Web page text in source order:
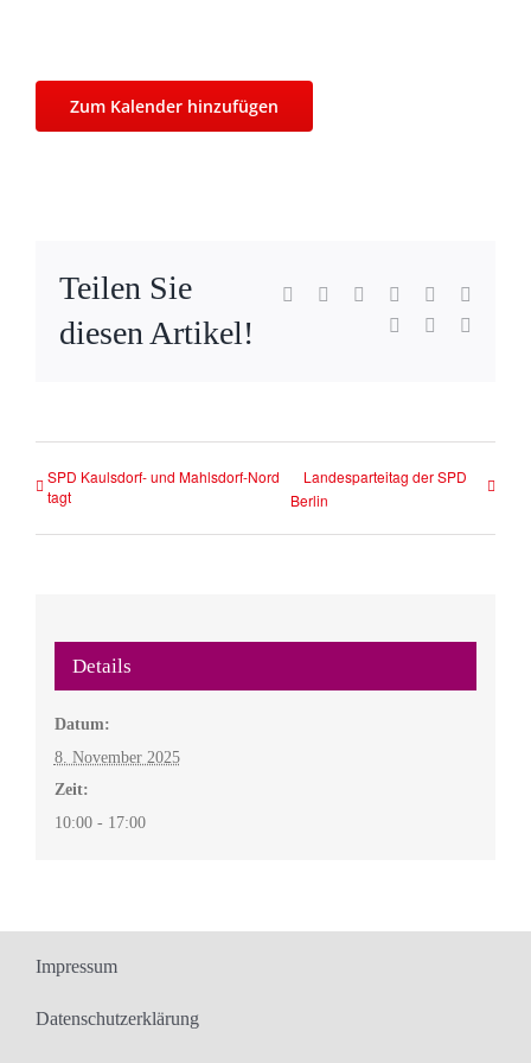
Zum Kalender hinzufügen
Teilen Sie
diesen Artikel!
Facebook Reddit LinkedInWhatsApp
Pinterest
SPD Kaulsdorf- und Mahlsdorf-Nord
tagt
Landesparteitag der SPD
Berlin
Details
Datum:
8. November 2025
Zeit:
10:00 - 17:00
Impressum
Datenschutzerklärung